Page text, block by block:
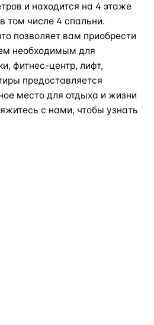
и находится на 4 этаже
том числе 4 спальни.
позволяет вам приобрести
необходимым для
фитнес-центр, лифт,
предоставляется
место для отдыха и жизни
с нами, чтобы узнать